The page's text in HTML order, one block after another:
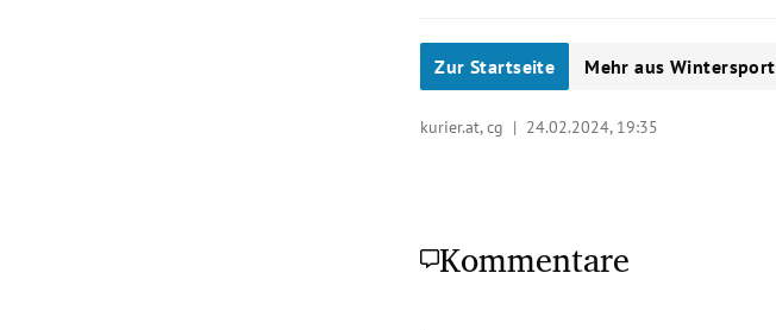
Zur Startseite Mehr aus Wintersport
kurier.at, cg | 24.02.2024, 19:35
Kommentare